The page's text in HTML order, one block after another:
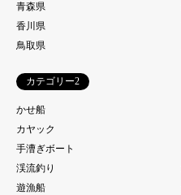
青森県
香川県
鳥取県
カテゴリー2
かせ船
カヤック
手漕ぎボート
渓流釣り
遊漁船